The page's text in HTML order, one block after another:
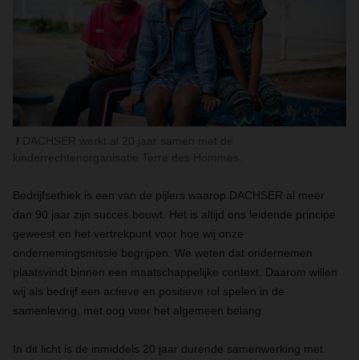
Bedrijfsethiek is een van de pijlers waarop DACHSER al meer
dan 90 jaar zijn succes bouwt. Het is altijd ons leidende principe
geweest en het vertrekpunt voor hoe wij onze
ondernemingsmissie begrijpen. We weten dat ondernemen
plaatsvindt binnen een maatschappelijke context. Daarom willen
wij als bedrijf een actieve en positieve rol spelen in de
samenleving, met oog voor het algemeen belang.
In dit licht is de inmiddels 20 jaar durende samenwerking met